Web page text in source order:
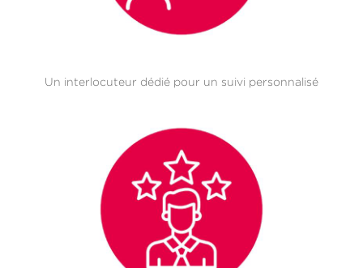
Un interlocuteur dédié pour un suivi personnalisé